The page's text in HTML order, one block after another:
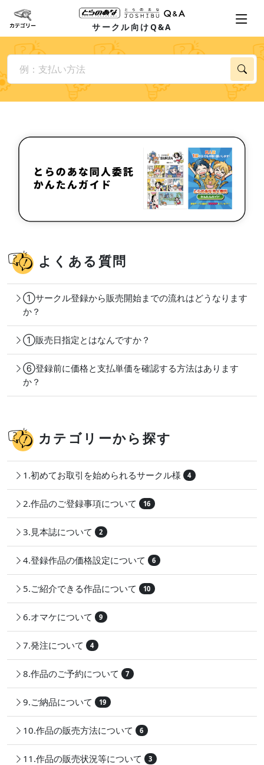
サークル向けQ&A
よくある質問
①サークル登録から販売開始までの流れはどうなります
か？
①販売日指定とはなんですか？
⑥登録前に価格と支払単価を確認する方法はあります
か？
カテゴリーから探す
1.初めてお取引を始められるサークル様 4
2.作品のご登録事項について 16
3.見本誌について 2
4.登録作品の価格設定について 6
5.ご紹介できる作品について 10
6.オマケについて 9
7.発注について 4
8.作品のご予約について 7
9.ご納品について 19
10.作品の販売方法について 6
11.作品の販売状況等について 3